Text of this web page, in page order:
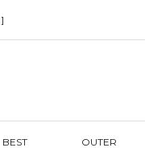
]
BEST OUTER